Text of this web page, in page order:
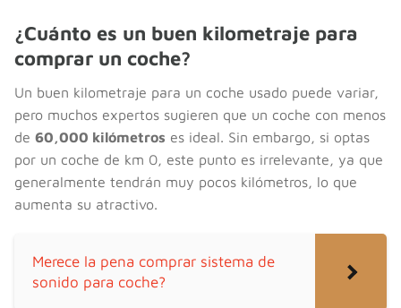
¿Cuánto es un buen kilometraje para
comprar un coche?
Un buen kilometraje para un coche usado puede variar,
pero muchos expertos sugieren que un coche con menos
de 60,000 kilómetros es ideal. Sin embargo, si optas
por un coche de km 0, este punto es irrelevante, ya que
generalmente tendrán muy pocos kilómetros, lo que
aumenta su atractivo.
Merece la pena comprar sistema de
sonido para coche?